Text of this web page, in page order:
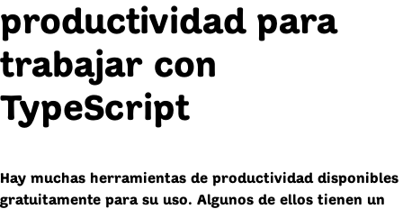
productividad para
trabajar con
TypeScript
Hay muchas herramientas de productividad disponibles
gratuitamente para su uso. Algunos de ellos tienen un